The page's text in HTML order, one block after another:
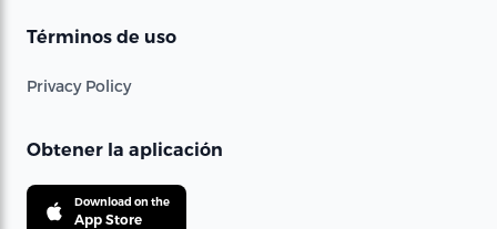
Términos de uso
Privacy Policy
Obtener la aplicación
Download on the
App Store